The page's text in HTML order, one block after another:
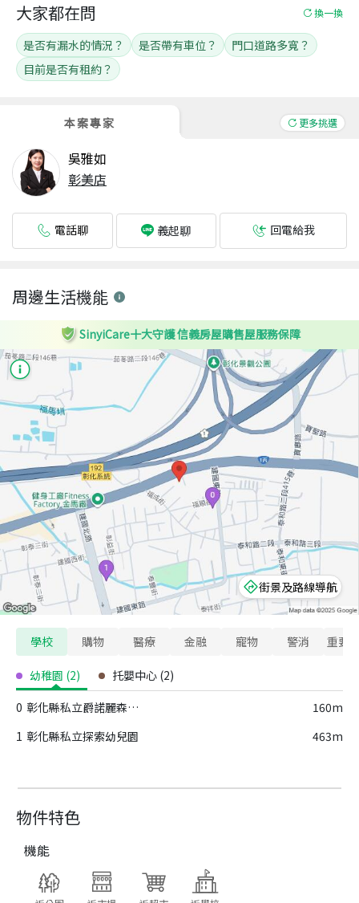
本案專家 更多挑選
吳雅如
彰美店
電話聊 義起聊 回電給我
大家都在問 換一換
是否有漏水的情況？ 是否帶有車位？
門口道路多寬？
目前是否有租約？
物件特色
機能
周邊生活機能
SinyiCare十大守護 信義房屋購售屋服務保障
街景及路線導航
學校 購物 醫療 金融 寵物 警消 重要
幼稚園 (2) 托嬰中心 (2)
0 彰化縣私立爵諾麗森幼兒園
160m
1 彰化縣私立探索幼兒園 463m